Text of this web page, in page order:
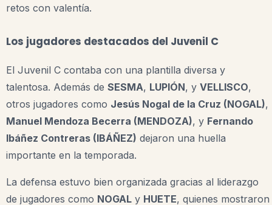
retos con valentía.
Los jugadores destacados del Juvenil C
El Juvenil C contaba con una plantilla diversa y
talentosa. Además de SESMA, LUPIÓN, y VELLISCO,
otros jugadores como Jesús Nogal de la Cruz (NOGAL),
Manuel Mendoza Becerra (MENDOZA), y Fernando
Ibáñez Contreras (IBÁÑEZ) dejaron una huella
importante en la temporada.
La defensa estuvo bien organizada gracias al liderazgo
de jugadores como NOGAL y HUETE, quienes mostraron